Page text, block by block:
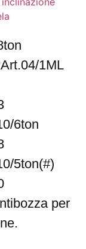
1ML
6ton
5ton(#)
per